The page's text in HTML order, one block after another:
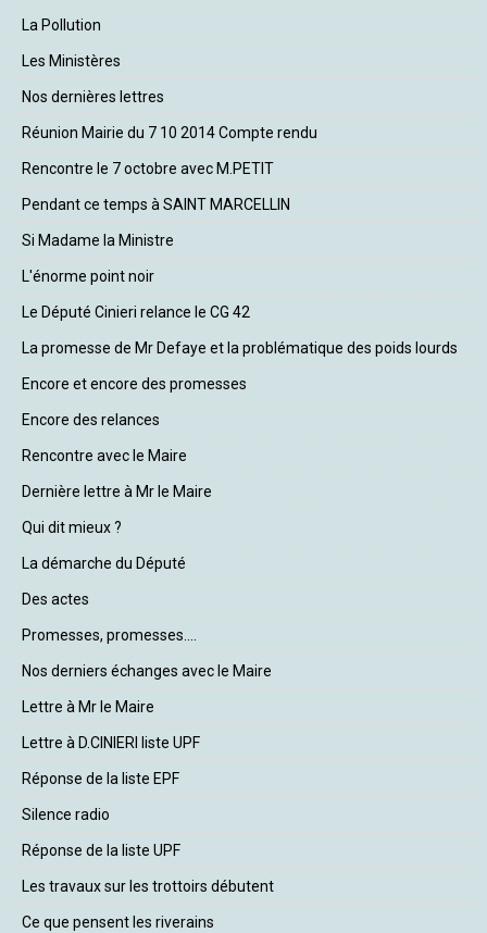
La Pollution
Les Ministères
Nos dernières lettres
Réunion Mairie du 7 10 2014 Compte rendu
Rencontre le 7 octobre avec M.PETIT
Pendant ce temps à SAINT MARCELLIN
Si Madame la Ministre
L'énorme point noir
Le Député Cinieri relance le CG 42
La promesse de Mr Defaye et la problématique des poids lourds
Encore et encore des promesses
Encore des relances
Rencontre avec le Maire
Dernière lettre à Mr le Maire
Qui dit mieux ?
La démarche du Député
Des actes
Promesses, promesses....
Nos derniers échanges avec le Maire
Lettre à Mr le Maire
Lettre à D.CINIERI liste UPF
Réponse de la liste EPF
Silence radio
Réponse de la liste UPF
Les travaux sur les trottoirs débutent
Ce que pensent les riverains